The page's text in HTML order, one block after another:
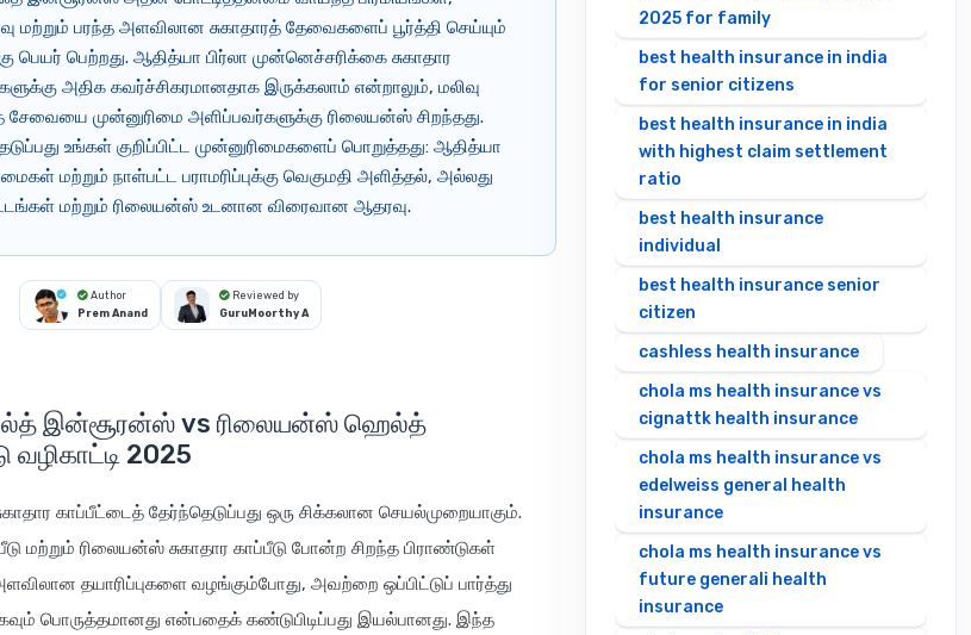
மற்றும் பரந்த அளவிலான சுகாதாரத் தேவைகளைப் பூர்த்தி செய்யும்
பெயர் பெற்றது. ஆதித்யா பிர்லா முன்னெச்சரிக்கை சுகாதார
அதிக கவர்ச்சிகரமானதாக இருக்கலாம் என்றாலும், மலிவு
முன்னுரிமை அளிப்பவர்களுக்கு ரிலையன்ஸ் சிறந்தது.
உங்கள் குறிப்பிட்ட முன்னுரிமைகளைப் பொறுத்தது: ஆதித்யா
மற்றும் நாள்பட்ட பராமரிப்புக்கு வெகுமதி அளித்தல், அல்லது
மற்றும் ரிலையன்ஸ் உடனான விரைவான ஆதரவு.
Author
Prem Anand
Reviewed by
GuruMoorthy A
இன்சூரன்ஸ் vs ரிலையன்ஸ் ஹெல்த்
2025
காப்பீட்டைத் தேர்ந்தெடுப்பது ஒரு சிக்கலான செயல்முறையாகும்.
மற்றும் ரிலையன்ஸ் சுகாதார காப்பீடு போன்ற சிறந்த பிராண்டுகள்
தயாரிப்புகளை வழங்கும்போது, அவற்றை ஒப்பிட்டுப் பார்த்து
பொருத்தமானது என்பதைக் கண்டுபிடிப்பது இயல்பானது. இந்த
2025 for family
best health insurance in india
for senior citizens
best health insurance in india
with highest claim settlement
ratio
best health insurance
individual
best health insurance senior
citizen
cashless health insurance
chola ms health insurance vs
cignattk health insurance
chola ms health insurance vs
edelweiss general health
insurance
chola ms health insurance vs
future generali health
insurance